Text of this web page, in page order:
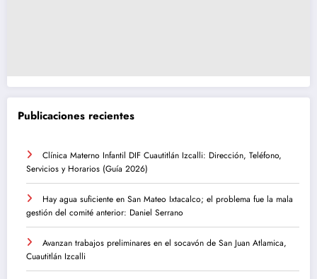
Publicaciones recientes
Clínica Materno Infantil DIF Cuautitlán Izcalli: Dirección, Teléfono,
Servicios y Horarios (Guía 2026)
Hay agua suficiente en San Mateo Ixtacalco; el problema fue la mala
gestión del comité anterior: Daniel Serrano
Avanzan trabajos preliminares en el socavón de San Juan Atlamica,
Cuautitlán Izcalli